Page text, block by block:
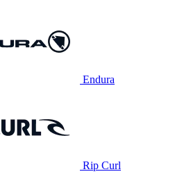
Endura
Rip Curl